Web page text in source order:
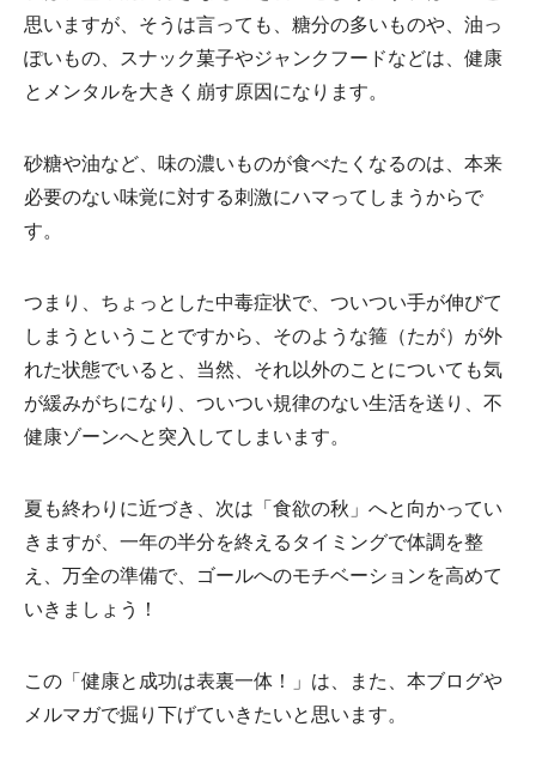
思いますが、そうは言っても、糖分の多いものや、油っ
ぽいもの、スナック菓子やジャンクフードなどは、健康
とメンタルを大きく崩す原因になります。
砂糖や油など、味の濃いものが食べたくなるのは、本来
必要のない味覚に対する刺激にハマってしまうからで
す。
つまり、ちょっとした中毒症状で、ついつい手が伸びて
しまうということですから、そのような箍（たが）が外
れた状態でいると、当然、それ以外のことについても気
が緩みがちになり、ついつい規律のない生活を送り、不
健康ゾーンへと突入してしまいます。
夏も終わりに近づき、次は「食欲の秋」へと向かってい
きますが、一年の半分を終えるタイミングで体調を整
え、万全の準備で、ゴールへのモチベーションを高めて
いきましょう！
この「健康と成功は表裏一体！」は、また、本ブログや
メルマガで掘り下げていきたいと思います。